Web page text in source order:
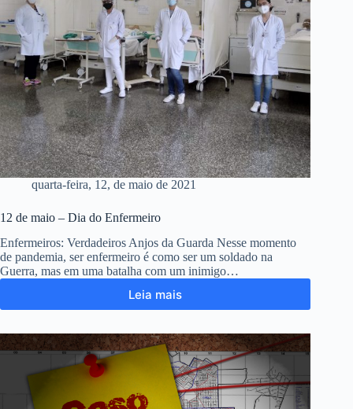
quarta-feira, 12, de maio de 2021
12 de maio – Dia do Enfermeiro
Enfermeiros: Verdadeiros Anjos da Guarda Nesse momento
de pandemia, ser enfermeiro é como ser um soldado na
Guerra, mas em uma batalha com um inimigo…
Leia mais